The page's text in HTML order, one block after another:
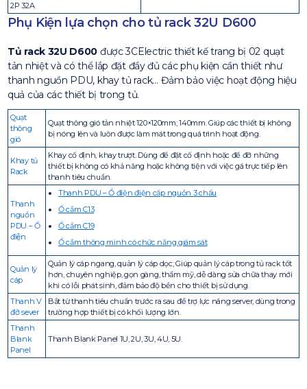
2P 32A
Phụ Kiện lựa chọn cho tủ rack 32U D600
Tủ rack 32U D600 được 3CElectric thiết kế trang bị 02 quạt
tản nhiệt và có thể lắp đặt đầy đủ các phụ kiện cần thiết như
thanh nguồn PDU, khay tủ rack… Đảm bảo việc hoạt động hiệu
quả của các thiết bị trong tủ.
Quạt
thông
gió
Quạt thông gió tản nhiệt 120×120mm; 140mm. Giúp các thiết bị không
bị nóng lên và luôn được làm mát trong quá trình hoạt động.
Khay tủ
Rack
Khay cố định, khay trượt. Dùng để đặt cố định hoặc để đỡ những
thiết bị không có khả năng hoặc không tiện với việc gá trực tiếp lên
thanh tiêu chuẩn.
Thanh
nguồn
PDU – Ổ
điện
Thanh PDU – Ổ điện điện cấp nguồn 3 chấu
Ổ cắm C13
Ổ cắm C19
Ổ cắm thông minh có chức năng giám sát
Quản lý
cáp
Quản lý cáp ngang, quản lý cáp dọc; Giúp quản lý cáp trong tủ rack tốt
hơn, chuyên nghiệp, gọn gàng, thẩm mỹ, dễ dàng sửa chữa thay mới
khi có lỗi phát sinh, đảm bảo độ bền cho thiết bị sử dụng.
Thanh V
đỡ sever
Bắt từ thanh tiêu chuẩn trước ra sau để trợ lực nâng server, dùng trong
trường hợp thiết bị có khối lượng lớn.
Thanh
Blank
Panel
Thanh Blank Panel 1U, 2U, 3U, 4U, 5U.